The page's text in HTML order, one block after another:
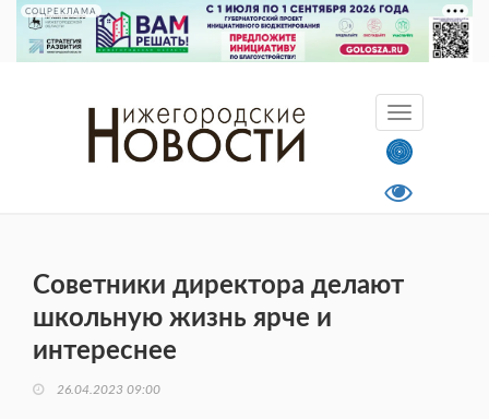
СОЦРЕКЛАМА
Советники директора делают
школьную жизнь ярче и
интереснее
26.04.2023 09:00